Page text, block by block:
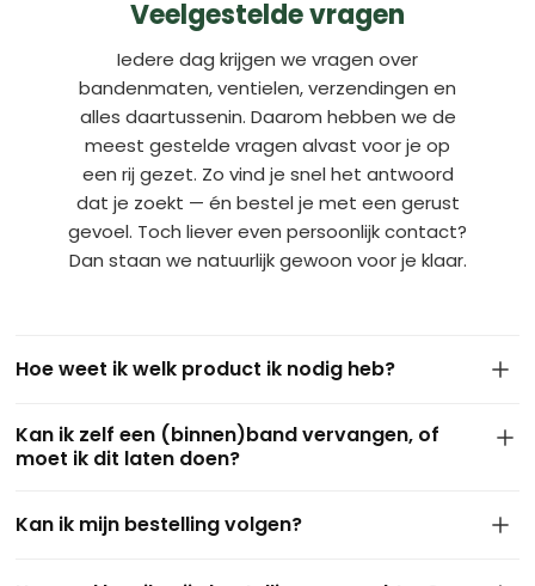
Veelgestelde vragen
Iedere dag krijgen we vragen over
bandenmaten, ventielen, verzendingen en
alles daartussenin. Daarom hebben we de
meest gestelde vragen alvast voor je op
een rij gezet. Zo vind je snel het antwoord
dat je zoekt — én bestel je met een gerust
gevoel. Toch liever even persoonlijk contact?
Dan staan we natuurlijk gewoon voor je klaar.
Hoe weet ik welk product ik nodig heb?
huidige buitenband. Dit ziet er bijvoorbeeld zo uit: 4.10/3.50-
4 of 3.50-8. Gebruik deze maat om via onze filters het juiste
gerust een berichtje of een foto via
— we helpen
Kan ik zelf een (binnen)band vervangen, of
moet ik dit laten doen?
buitenband vervangen met watbasisgereedschap
. Vooral
Kan ik mijn bestelling volgen?